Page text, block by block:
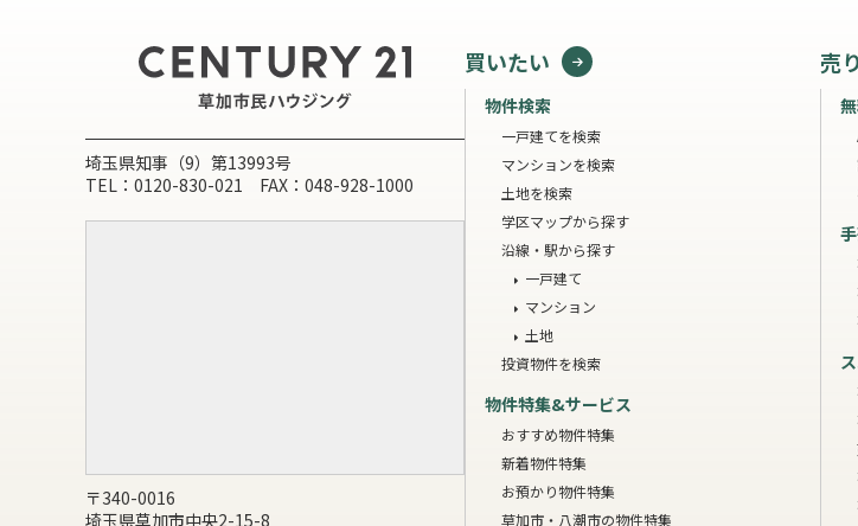
埼玉県知事（9）第13993号
TEL：0120-830-021 FAX：048-928-1000
〒340-0016
埼玉県草加市中央2-15-8
買いたい
物件検索
一戸建てを検索
マンションを検索
土地を検索
学区マップから探す
沿線・駅から探す
一戸建て
マンション
土地
投資物件を検索
物件特集&サービス
おすすめ物件特集
新着物件特集
お預かり物件特集
草加市・八潮市の物件特集
売